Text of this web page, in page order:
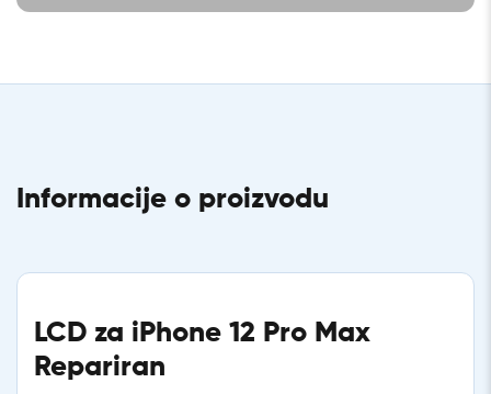
Informacije o proizvodu
LCD za iPhone 12 Pro Max
Repariran